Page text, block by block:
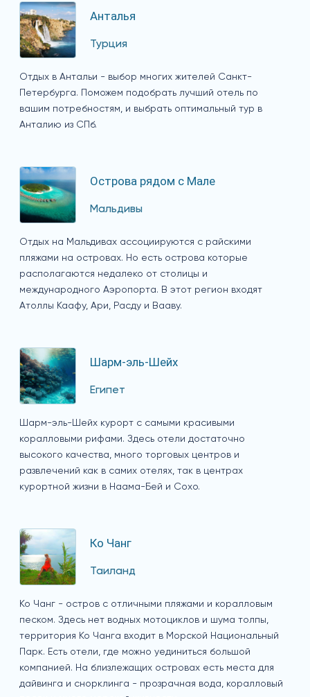
Анталья
Турция
Отдых в Антальи - выбор многих жителей Санкт-
Петербурга. Поможем подобрать лучший отель по
вашим потребностям, и выбрать оптимальный тур в
Анталию из СПб.
Острова рядом с Мале
Мальдивы
Отдых на Мальдивах ассоциируются с райскими
пляжами на островах. Но есть острова которые
располагаются недалеко от столицы и
международного Аэропорта. В этот регион входят
Атоллы Каафу, Ари, Расду и Вааву.
Шарм-эль-Шейх
Египет
Шарм-эль-Шейх курорт с самыми красивыми
коралловыми рифами. Здесь отели достаточно
высокого качества, много торговых центров и
развлечений как в самих отелях, так в центрах
курортной жизни в Наама-Бей и Сохо.
Ко Чанг
Таиланд
Ко Чанг - остров с отличными пляжами и коралловым
песком. Здесь нет водных мотоциклов и шума толпы,
территория Ко Чанга входит в Морской Национальный
Парк. Есть отели, где можно уединиться большой
компанией. На близлежащих островах есть места для
дайвинга и снорклинга - прозрачная вода, коралловый